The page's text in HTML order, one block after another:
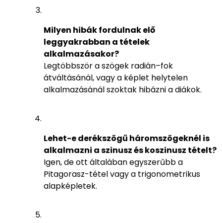
Milyen hibák fordulnak elő
leggyakrabban a tételek
alkalmazásakor?
Legtöbbször a szögek radián–fok
átváltásánál, vagy a képlet helytelen
alkalmazásánál szoktak hibázni a diákok.
Lehet-e derékszögű háromszögeknél is
alkalmazni a szinusz és koszinusz tételt?
Igen, de ott általában egyszerűbb a
Pitagorasz-tétel vagy a trigonometrikus
alapképletek.